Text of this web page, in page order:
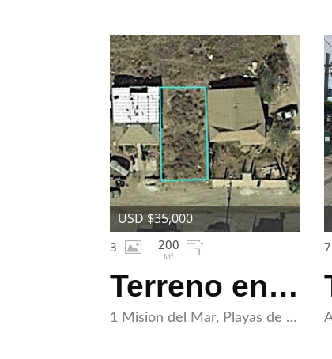
Terreno en Venta en Rosarito
1 Mision del Mar, Playas de Rosarito, Baja California 22715
3 200
M²
USD $35,000
7